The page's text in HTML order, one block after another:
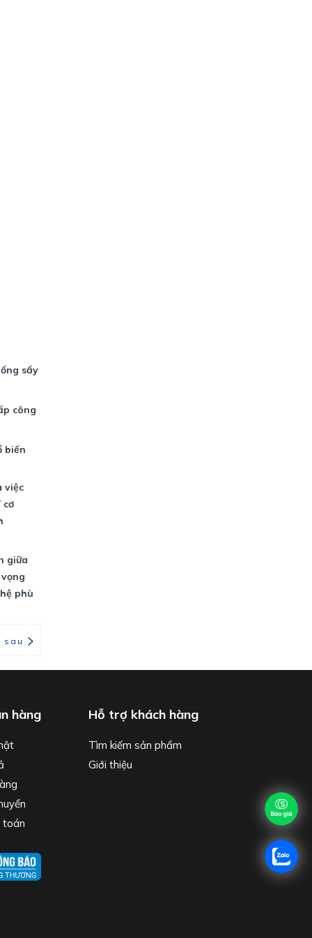
sấy
công
biến
việc
cơ
giữa
phù
sau
hàng
toán
Hỗ trợ khách hàng
Tìm kiếm sản phẩm
Giới thiệu